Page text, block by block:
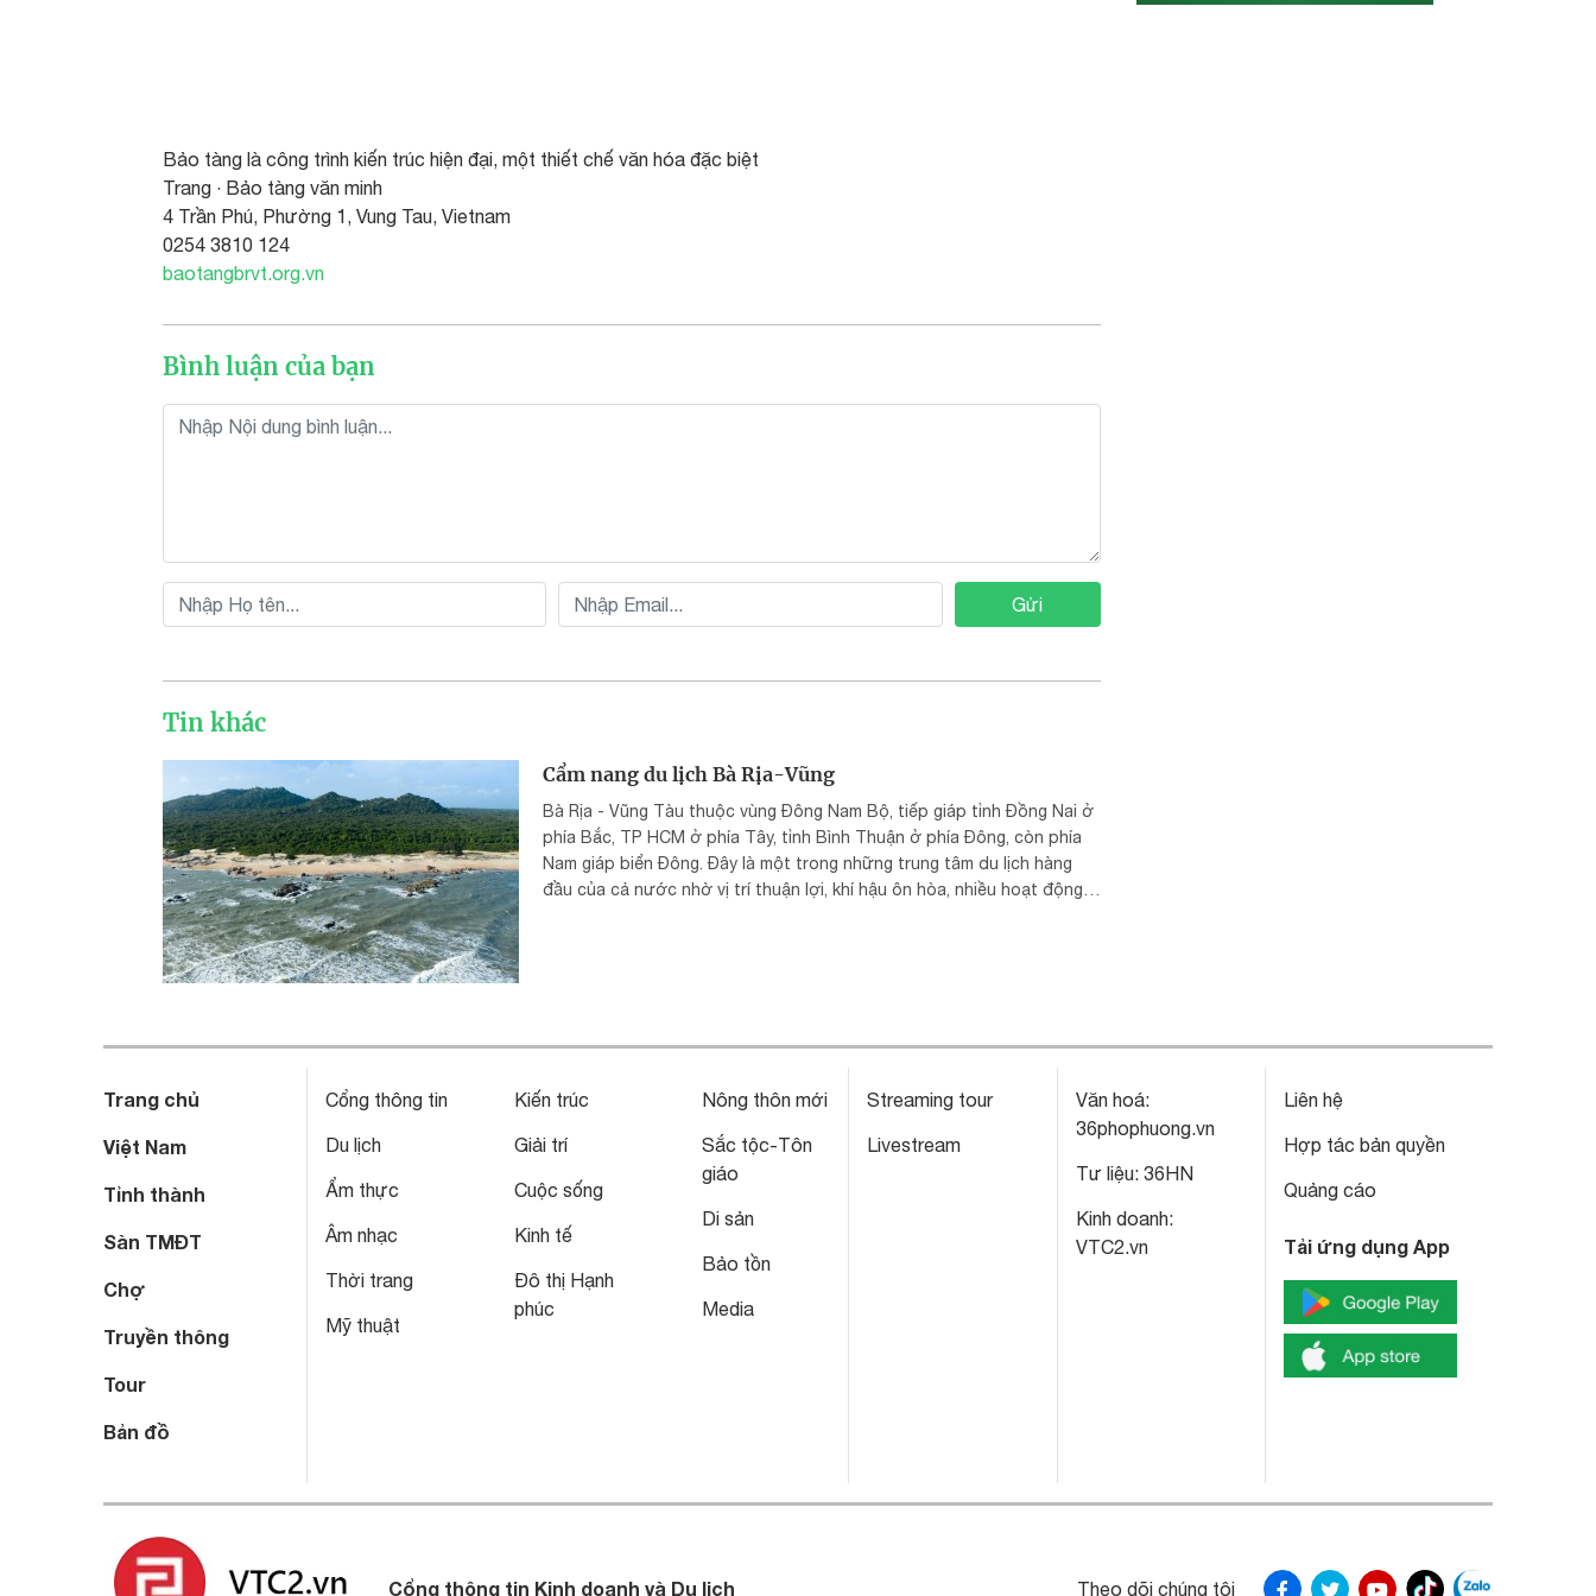
Bảo tàng là công trình kiến trúc hiện đại, một thiết chế văn hóa đặc biệt
Trang · Bảo tàng văn minh
4 Trần Phú, Phường 1, Vung Tau, Vietnam
0254 3810 124
baotangbrvt.org.vn
Bình luận của bạn
Gửi
Tin khác
Cẩm nang du lịch Bà Rịa-Vũng
Bà Rịa - Vũng Tàu thuộc vùng Đông Nam Bộ, tiếp giáp tỉnh Đồng Nai ở
phía Bắc, TP HCM ở phía Tây, tỉnh Bình Thuận ở phía Đông, còn phía
Nam giáp biển Đông. Đây là một trong những trung tâm du lịch hàng
đầu của cả nước nhờ vị trí thuận lợi, khí hậu ôn hòa, nhiều hoạt động
Trang chủ
Việt Nam
Tỉnh thành
Sàn TMĐT
Chợ
Truyền thông
Tour
Bản đồ
Cổng thông tin
Du lịch
Ẩm thực
Âm nhạc
Thời trang
Mỹ thuật
Kiến trúc
Giải trí
Cuộc sống
Kinh tế
Đô thị Hạnh
phúc
Nông thôn mới
Sắc tộc-Tôn
giáo
Di sản
Bảo tồn
Media
Streaming tour
Livestream
Văn hoá:
36phophuong.vn
Tư liệu: 36HN
Kinh doanh:
VTC2.vn
Liên hệ
Hợp tác bản quyền
Quảng cáo
Tải ứng dụng App
Cổng thông tin Kinh doanh và Du lịch Theo dõi chúng tôi